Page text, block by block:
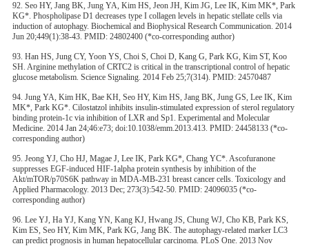
92. Seo HY, Jang BK, Jung YA, Kim HS, Jeon JH, Kim JG, Lee IK, Kim MK*, Park
KG*. Phospholipase D1 decreases type I collagen levels in hepatic stellate cells via
induction of autophagy. Biochemical and Biophysical Research Communication. 2014
Jun 20;449(1):38-43. PMID: 24802400 (*co-corresponding author)
93. Han HS, Jung CY, Yoon YS, Choi S, Choi D, Kang G, Park KG, Kim ST, Koo
SH. Arginine methylation of CRTC2 is critical in the transcriptional control of hepatic
glucose metabolism. Science Signaling. 2014 Feb 25;7(314). PMID: 24570487
94. Jung YA, Kim HK, Bae KH, Seo HY, Kim HS, Jang BK, Jung GS, Lee IK, Kim
MK*, Park KG*. Cilostatzol inhibits insulin-stimulated expression of sterol regulatory
binding protein-1c via inhibition of LXR and Sp1. Experimental and Molecular
Medicine. 2014 Jan 24;46:e73; doi:10.1038/emm.2013.413. PMID: 24458133 (*co-
corresponding author)
95. Jeong YJ, Cho HJ, Magae J, Lee IK, Park KG*, Chang YC*. Ascofuranone
suppresses EGF-induced HIF-1alpha protein synthesis by inhibition of the
Akt/mTOR/p70S6K pathway in MDA-MB-231 breast cancer cells. Toxicology and
Applied Pharmacology. 2013 Dec; 273(3):542-50. PMID: 24096035 (*co-
corresponding author)
96. Lee YJ, Ha YJ, Kang YN, Kang KJ, Hwang JS, Chung WJ, Cho KB, Park KS,
Kim ES, Seo HY, Kim MK, Park KG, Jang BK. The autophagy-related marker LC3
can predict prognosis in human hepatocellular carcinoma. PLoS One. 2013 Nov